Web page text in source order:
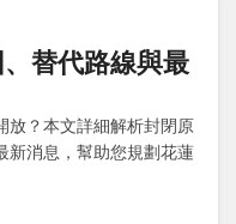
替代路線與最
放？本文詳細解析封閉原
新消息，幫助您規劃花蓮